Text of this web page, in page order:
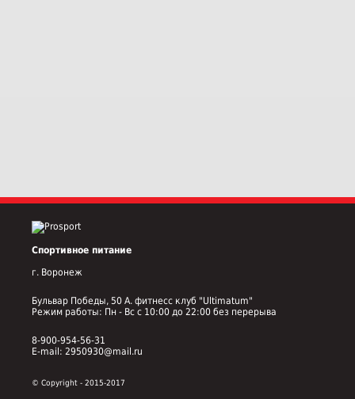
Спортивное питание
г. Воронеж
Бульвар Победы, 50 А. фитнесс клуб "Ultimatum"
Режим работы: Пн - Вс с 10:00 до 22:00 без перерыва
8-900-954-56-31
E-mail: 2950930@mail.ru
© Copyright - 2015-2017